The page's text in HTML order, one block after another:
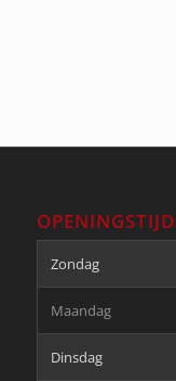
Zondag
Maandag
Dinsdag